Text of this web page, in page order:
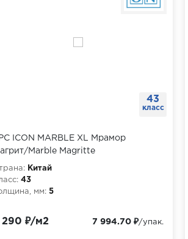
43
класс
ICON MARBLE XL Мрамор
Marble Magritte
Китай
43
мм: 5
290 ₽/м2 7 994.70 ₽/упак.